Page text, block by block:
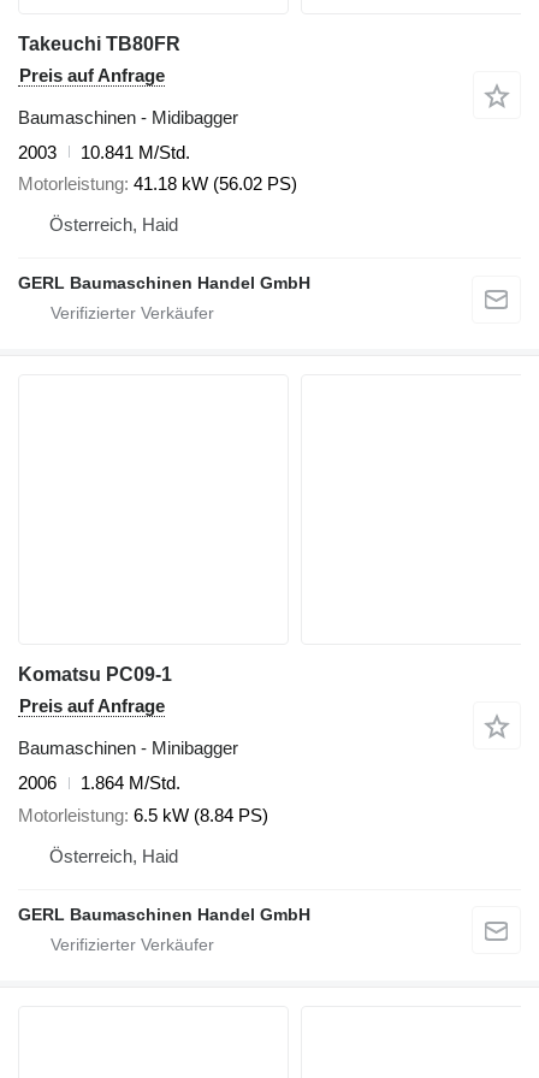
Takeuchi TB80FR
Preis auf Anfrage
Baumaschinen - Midibagger
2003
10.841 M/Std.
Motorleistung 41.18 kW (56.02 PS)
Österreich, Haid
GERL Baumaschinen Handel GmbH
Komatsu PC09-1
Preis auf Anfrage
Baumaschinen - Minibagger
2006
1.864 M/Std.
Motorleistung 6.5 kW (8.84 PS)
Österreich, Haid
GERL Baumaschinen Handel GmbH